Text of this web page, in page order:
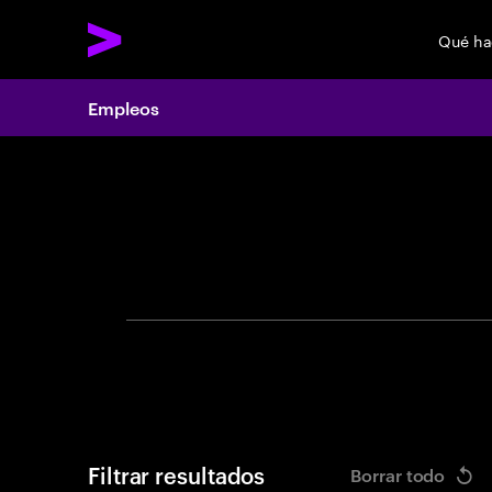
Qué
Empleos
Filtrar resultados Borrar todo